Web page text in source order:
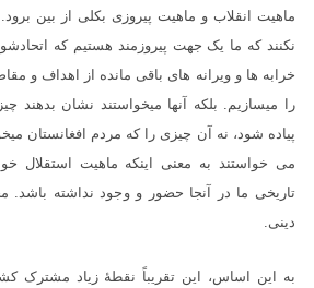
ماهیت انقلاب و ماهیت پیروزی بکلی از بین
نکنند که ما یک جهت پیروزمند هستیم که
خرابه ها و ویرانه های باقی مانده از اهداف و
را میسازیم. بلکه آنها میخواستند نشان بدهند
پیاده شود، نه آن چیزی را که مردم افغانستان
می خواستند به معنی اینکه ماهیت استقلال
تاریخی ما در آنجا حضور و وجود نداشته
دینی.
به این اساس، این تقریباً نقطۀ زیاد مشترک